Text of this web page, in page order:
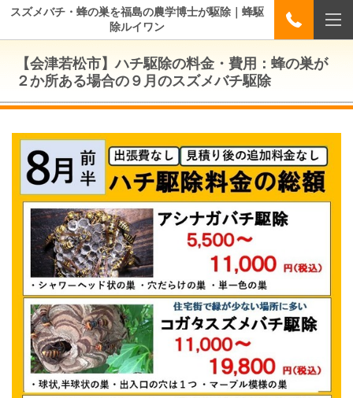
スズメバチ・蜂の巣を福島の農学博士が駆除｜蜂駆
除ルイワン
【会津若松市】ハチ駆除の料金・費用：蜂の巣が
２か所ある場合の９月のスズメバチ駆除